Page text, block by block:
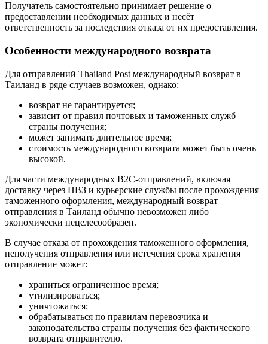
Получатель самостоятельно принимает решение о
предоставлении необходимых данных и несёт
ответственность за последствия отказа от их предоставления.
Особенности международного возврата
Для отправлений Thailand Post международный возврат в
Таиланд в ряде случаев возможен, однако:
возврат не гарантируется;
зависит от правил почтовых и таможенных служб
страны получения;
может занимать длительное время;
стоимость международного возврата может быть очень
высокой.
Для части международных B2C-отправлений, включая
доставку через ПВЗ и курьерские службы после прохождения
таможенного оформления, международный возврат
отправления в Таиланд обычно невозможен либо
экономически нецелесообразен.
В случае отказа от прохождения таможенного оформления,
неполучения отправления или истечения срока хранения
отправление может:
храниться ограниченное время;
утилизироваться;
уничтожаться;
обрабатываться по правилам перевозчика и
законодательства страны получения без фактического
возврата отправителю.